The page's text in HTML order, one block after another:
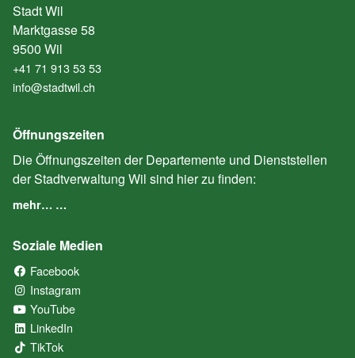
Stadt Wil
Marktgasse 58
9500 Wil
+41 71 913 53 53
info@stadtwil.ch
Öffnungszeiten
Die Öffnungszeiten der Departemente und Dienststellen
der Stadtverwaltung Wil sind hier zu finden:
mehr… …
Soziale Medien
Facebook
Instagram
YouTube
LinkedIn
TikTok